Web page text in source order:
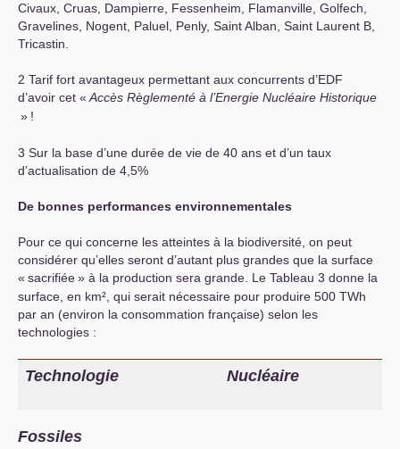
Civaux, Cruas, Dampierre, Fessenheim, Flamanville, Golfech,
Gravelines, Nogent, Paluel, Penly, Saint Alban, Saint Laurent B,
Tricastin.
2 Tarif fort avantageux permettant aux concurrents d’EDF
d’avoir cet « Accès Règlementé à l’Energie Nucléaire Historique
» !
3 Sur la base d’une durée de vie de 40 ans et d’un taux
d’actualisation de 4,5%
De bonnes performances environnementales
Pour ce qui concerne les atteintes à la biodiversité, on peut
considérer qu’elles seront d’autant plus grandes que la surface
« sacrifiée» à la production sera grande. Le Tableau 3 donne la
surface, en km², qui serait nécessaire pour produire 500 TWh
par an (environ la consommation française) selon les
technologies :
Technologie Nucléaire
Fossiles